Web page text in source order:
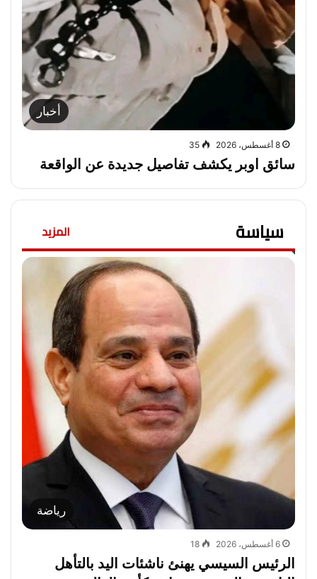
أخبار
8 أغسطس، 2026 35
سائق اوبر يكشف تفاصيل جديدة عن الواقعة
سياسة المزيد
رياضة
6 أغسطس، 2026 18
الرئيس السيسي يهنئ ناشئات اليد بالتأهل